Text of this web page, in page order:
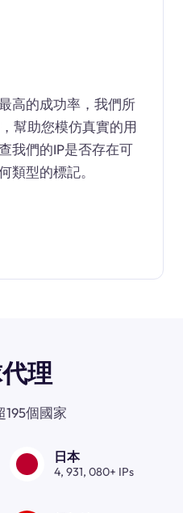
高的成功率，我們所
幫助您模仿真實的用
我們的IP是否存在可
類型的標記。
理
195個國家
日本
4, 931, 080+ IPs